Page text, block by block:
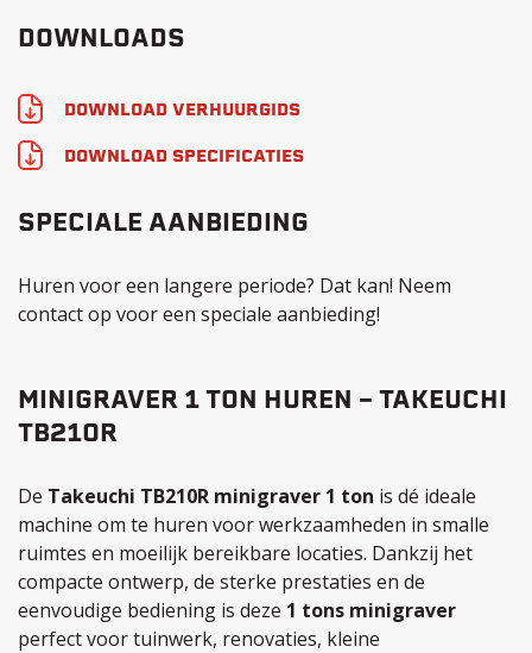
DOWNLOADS
DOWNLOAD VERHUURGIDS
DOWNLOAD SPECIFICATIES
SPECIALE AANBIEDING
Huren voor een langere periode? Dat kan! Neem
contact op voor een speciale aanbieding!
MINIGRAVER 1 TON HUREN – TAKEUCHI
TB210R
De Takeuchi TB210R minigraver 1 ton is dé ideale
machine om te huren voor werkzaamheden in smalle
ruimtes en moeilijk bereikbare locaties. Dankzij het
compacte ontwerp, de sterke prestaties en de
eenvoudige bediening is deze 1 tons minigraver
perfect voor tuinwerk, renovaties, kleine